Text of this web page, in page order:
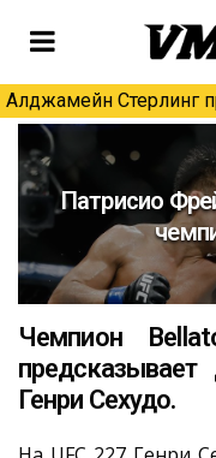
Алджамейн Стерлинг
Патрисио
Чемпион
предсказывает
Генри Сехудо.